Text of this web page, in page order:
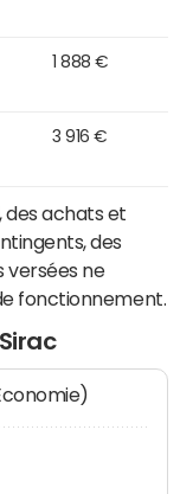
1 888 €
3 916 €
des achats et
des
versées ne
fonctionnement.